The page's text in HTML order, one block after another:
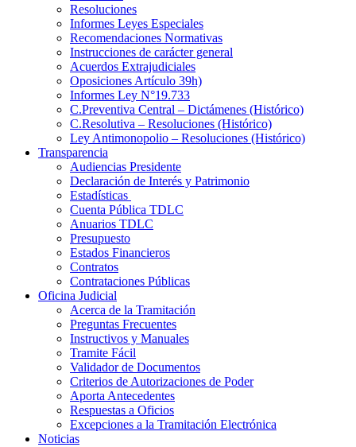
Resoluciones
Informes Leyes Especiales
Recomendaciones Normativas
Instrucciones de carácter general
Acuerdos Extrajudiciales
Oposiciones Artículo 39h)
Informes Ley N°19.733
C.Preventiva Central – Dictámenes (Histórico)
C.Resolutiva – Resoluciones (Histórico)
Ley Antimonopolio – Resoluciones (Histórico)
Transparencia
Audiencias Presidente
Declaración de Interés y Patrimonio
Estadísticas
Cuenta Pública TDLC
Anuarios TDLC
Presupuesto
Estados Financieros
Contratos
Contrataciones Públicas
Oficina Judicial
Acerca de la Tramitación
Preguntas Frecuentes
Instructivos y Manuales
Tramite Fácil
Validador de Documentos
Criterios de Autorizaciones de Poder
Aporta Antecedentes
Respuestas a Oficios
Excepciones a la Tramitación Electrónica
Noticias